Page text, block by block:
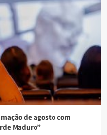
de agosto com
Maduro”